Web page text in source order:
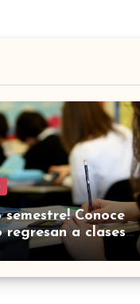
semestre! Conoce
regresan a clases
normales en